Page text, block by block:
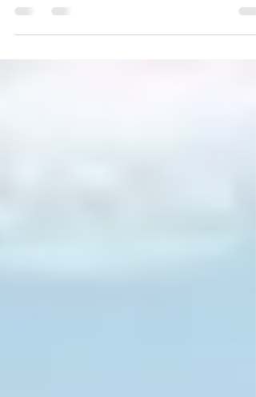
de l’UNESCO depuis le 14 décembre 2001, la vallée